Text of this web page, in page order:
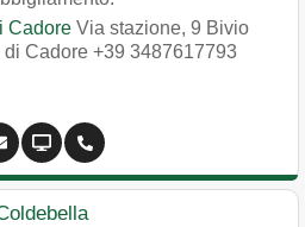
Cadore Via stazione, 9 Bivio
Cadore +39 3487617793